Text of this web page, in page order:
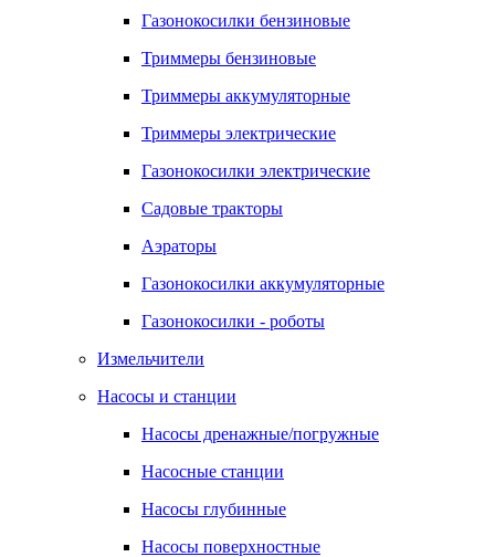
Газонокосилки бензиновые
Триммеры бензиновые
Триммеры аккумуляторные
Триммеры электрические
Газонокосилки электрические
Садовые тракторы
Аэраторы
Газонокосилки аккумуляторные
Газонокосилки - роботы
Измельчители
Насосы и станции
Насосы дренажные/погружные
Насосные станции
Насосы глубинные
Насосы поверхностные